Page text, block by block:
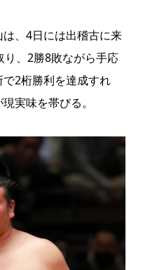
、4日には出稽古に来
、2勝8敗ながら手応
2桁勝利を達成すれ
実味を帯びる。